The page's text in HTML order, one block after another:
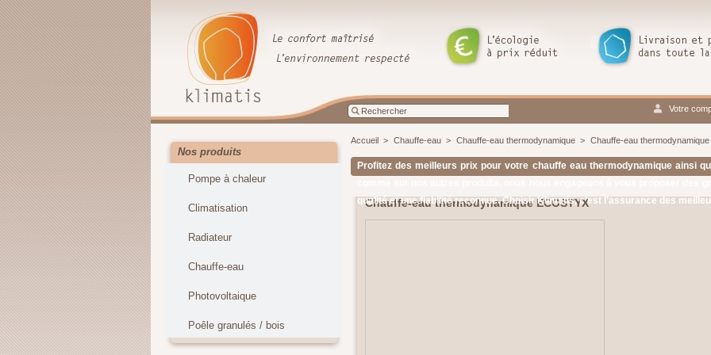
Votre
Nos produits
Pompe à chaleur
Climatisation
Radiateur
Chauffe-eau
Photovoltaique
Poêle granulés / bois
Accueil > Chauffe-eau > Chauffe-eau thermodynamique > Chauffe-eau
Profitez des meilleurs prix pour votre chauffe eau thermodynamique ainsi
qualité et une fiabilité reconnue. Choisir Klimatis, c’est l’assurance des
Chauffe-eau thermodynamique ECOSTYX